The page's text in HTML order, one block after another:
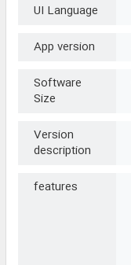
UI Language
App version
Software
Size
Version
description
features